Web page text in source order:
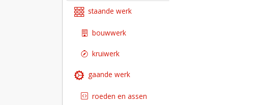
staande werk
bouwwerk
kruiwerk
gaande werk
roeden en assen